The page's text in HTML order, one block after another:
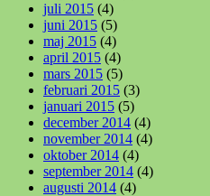
juli 2015 (4)
juni 2015 (5)
maj 2015 (4)
april 2015 (4)
mars 2015 (5)
februari 2015 (3)
januari 2015 (5)
december 2014 (4)
november 2014 (4)
oktober 2014 (4)
september 2014 (4)
augusti 2014 (4)